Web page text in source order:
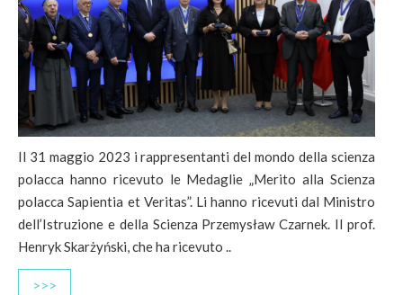
Il 31 maggio 2023 i rappresentanti del mondo della scienza
polacca hanno ricevuto le Medaglie „Merito alla Scienza
polacca Sapientia et Veritas”. Li hanno ricevuti dal Ministro
dell’Istruzione e della Scienza Przemysław Czarnek. Il prof.
Henryk Skarżyński, che ha ricevuto ..
>>>